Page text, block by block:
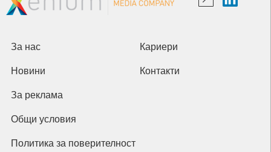
За нас Кариери
Новини Контакти
За реклама
Общи условия
Политика за поверителност